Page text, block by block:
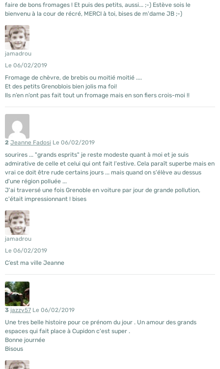
faire de bons fromages ! Et puis des petits, aussi... ;-) Estève sois le
bienvenu à la cour de récré, MERCI à toi, bises de m'dame JB ;-)
jamadrou
Le 06/02/2019
Fromage de chèvre, de brebis ou moitié moitié ....
Et des petits Grenoblois bien jolis ma foi!
Ils n’en n’ont pas fait tout un fromage mais en son fiers crois-moi !!
2 Jeanne Fadosi Le 06/02/2019
sourires ... "grands esprits" je reste modeste quant à moi et je suis
admirative de celle et celui qui ont fait l'estive. Cela paraît superbe mais en
vrai ce doit être rude certains jours ... mais quand on s'élève au dessus
d'une région polluée ...
J'ai traversé une fois Grenoble en voiture par jour de grande pollution,
c'était impressionnant ! bises
jamadrou
Le 06/02/2019
C’est ma ville Jeanne
3 jazzy57 Le 06/02/2019
Une tres belle histoire pour ce prénom du jour . Un amour des grands
espaces qui fait place à Cupidon c'est super .
Bonne journée
Bisous